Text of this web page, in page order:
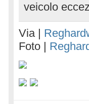
veicolo
Via |
Foto |